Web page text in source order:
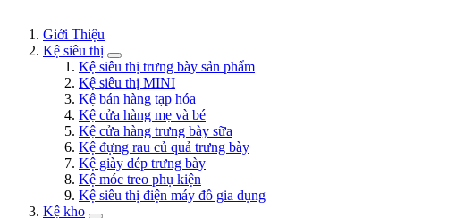
Giới Thiệu
Kệ siêu thị
Kệ siêu thị trưng bày sản phẩm
Kệ siêu thị MINI
Kệ bán hàng tạp hóa
Kệ cửa hàng mẹ và bé
Kệ cửa hàng trưng bày sữa
Kệ đựng rau củ quả trưng bày
Kệ giày dép trưng bày
Kệ móc treo phụ kiện
Kệ siêu thị điện máy đồ gia dụng
Kệ kho